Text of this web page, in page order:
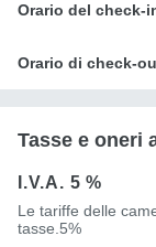
Orario del check-
Orario di check-
Tasse e oneri
I.V.A. 5 %
Le tariffe delle
tasse.5%